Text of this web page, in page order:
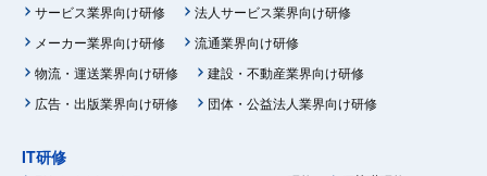
サービス業界向け研修
法人サービス業界向け研修
メーカー業界向け研修
流通業界向け研修
物流・運送業界向け研修
建設・不動産業界向け研修
広告・出版業界向け研修
団体・公益法人業界向け研修
IT研修